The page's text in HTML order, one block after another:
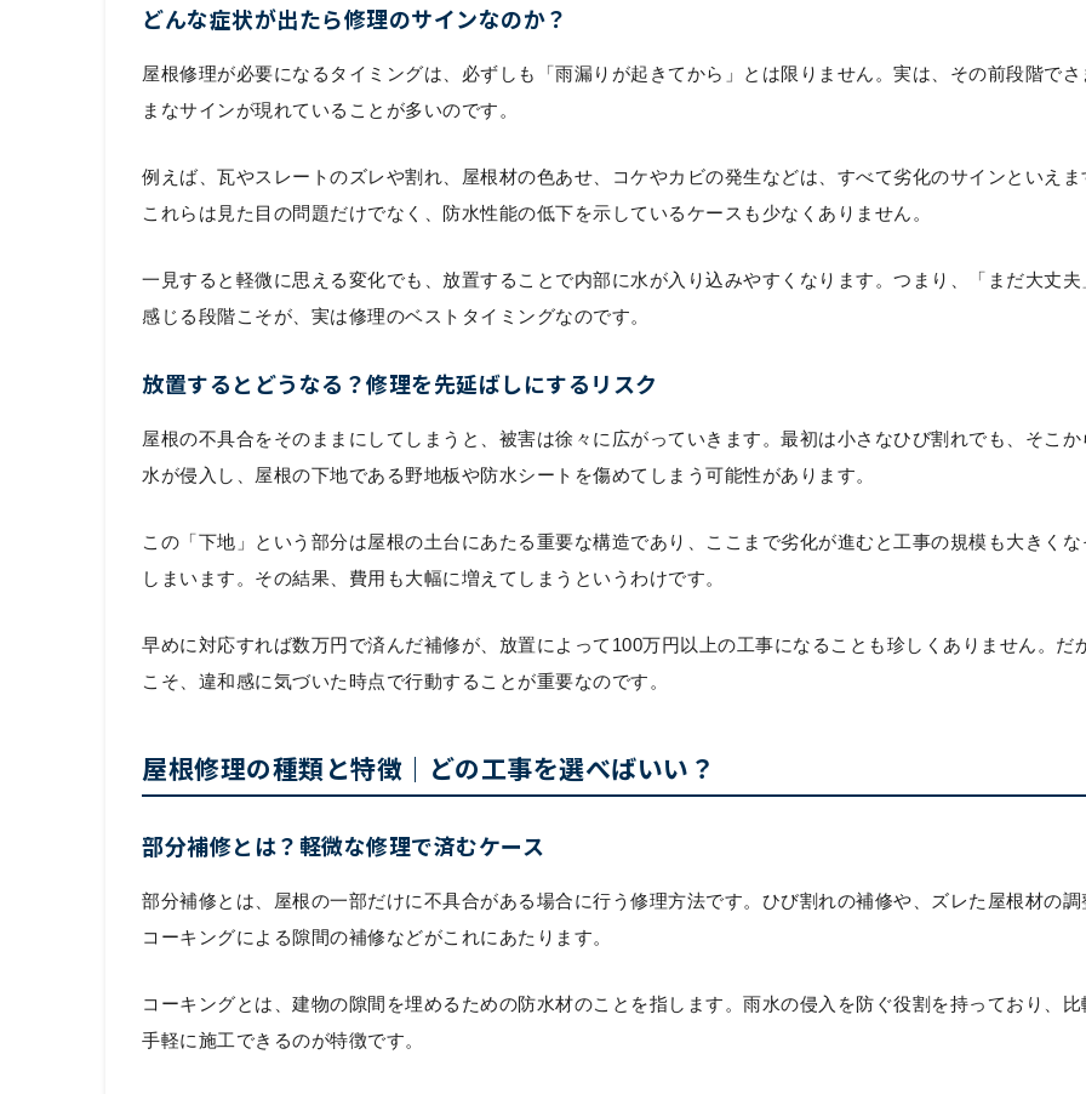
どんな症状が出たら修理のサインなのか？
屋根修理が必要になるタイミングは、必ずしも「雨漏りが起きてから」とは限りません。実は、その前段階でさ
まなサインが現れていることが多いのです。
例えば、瓦やスレートのズレや割れ、屋根材の色あせ、コケやカビの発生などは、すべて劣化のサインといえま
これらは見た目の問題だけでなく、防水性能の低下を示しているケースも少なくありません。
一見すると軽微に思える変化でも、放置することで内部に水が入り込みやすくなります。つまり、「まだ大丈夫
感じる段階こそが、実は修理のベストタイミングなのです。
放置するとどうなる？修理を先延ばしにするリスク
屋根の不具合をそのままにしてしまうと、被害は徐々に広がっていきます。最初は小さなひび割れでも、そこか
水が侵入し、屋根の下地である野地板や防水シートを傷めてしまう可能性があります。
この「下地」という部分は屋根の土台にあたる重要な構造であり、ここまで劣化が進むと工事の規模も大きくな
しまいます。その結果、費用も大幅に増えてしまうというわけです。
早めに対応すれば数万円で済んだ補修が、放置によって100万円以上の工事になることも珍しくありません。だ
こそ、違和感に気づいた時点で行動することが重要なのです。
屋根修理の種類と特徴｜どの工事を選べばいい？
部分補修とは？軽微な修理で済むケース
部分補修とは、屋根の一部だけに不具合がある場合に行う修理方法です。ひび割れの補修や、ズレた屋根材の調
コーキングによる隙間の補修などがこれにあたります。
コーキングとは、建物の隙間を埋めるための防水材のことを指します。雨水の侵入を防ぐ役割を持っており、比
手軽に施工できるのが特徴です。